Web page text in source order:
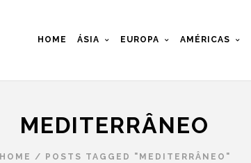
HOME ÁSIA EUROPA AMÉRICAS
MEDITERRÂNEO
HOME / POSTS TAGGED "MEDITERRÂNEO"